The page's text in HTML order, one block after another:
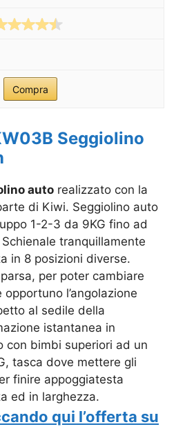
Compra
Seggiolino
auto realizzato con la
di Kiwi. Seggiolino auto
1-2-3 da 9KG fino ad
tranquillamente
in 8 posizioni diverse.
per poter cambiare
l’angolazione
al sedile della
istantanea in
con bimbi superiori ad un
tasca dove mettere gli
finire appoggiatesta
ed in larghezza.
qui l’offerta su